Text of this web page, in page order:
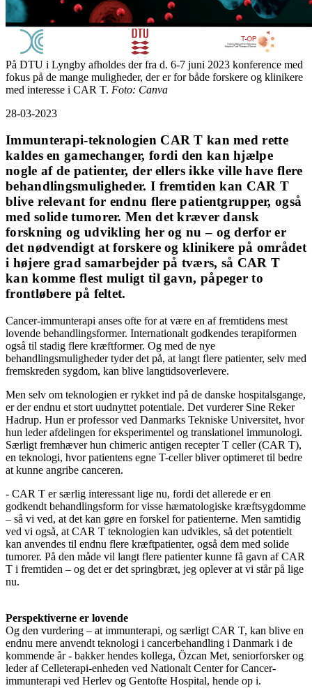
På DTU i Lyngby afholdes der fra d. 6-7 juni 2023 konference med
fokus på de mange muligheder, der er for både forskere og klinikere
med interesse i CAR T. Foto: Canva
28-03-2023
Immunterapi-teknologien CAR T kan med rette
kaldes en gamechanger, fordi den kan hjælpe
nogle af de patienter, der ellers ikke ville have flere
behandlingsmuligheder. I fremtiden kan CAR T
blive relevant for endnu flere patientgrupper, også
med solide tumorer. Men det kræver dansk
forskning og udvikling her og nu – og derfor er
det nødvendigt at forskere og klinikere på området
i højere grad samarbejder på tværs, så CAR T
kan komme flest muligt til gavn, påpeger to
frontløbere på feltet.
Cancer-immunterapi anses ofte for at være en af fremtidens mest
lovende behandlingsformer. Internationalt godkendes terapiformen
også til stadig flere kræftformer. Og med de nye
behandlingsmuligheder tyder det på, at langt flere patienter, selv med
fremskreden sygdom, kan blive langtidsoverlevere.
Men selv om teknologien er rykket ind på de danske hospitalsgange,
er der endnu et stort uudnyttet potentiale. Det vurderer Sine Reker
Hadrup. Hun er professor ved Danmarks Tekniske Universitet, hvor
hun leder afdelingen for eksperimentel og translationel immunologi.
Særligt fremhæver hun chimeric antigen recepter T celler (CAR T),
en teknologi, hvor patientens egne T-celler bliver optimeret til bedre
at kunne angribe canceren.
- CAR T er særlig interessant lige nu, fordi det allerede er en
godkendt behandlingsform for visse hæmatologiske kræftsygdomme
– så vi ved, at det kan gøre en forskel for patienterne. Men samtidig
ved vi også, at CAR T teknologien kan udvikles, så det potentielt
kan anvendes til endnu flere kræftpatienter, også dem med solide
tumorer. På den måde vil langt flere patienter kunne få gavn af CAR
T i fremtiden – og det er det springbræt, jeg oplever at vi står på lige
nu.
Perspektiverne er lovende
Og den vurdering – at immunterapi, og særligt CAR T, kan blive en
endnu mere anvendt teknologi i cancerbehandling i Danmark i de
kommende år - bakker hendes kollega, Özcan Met, seniorforsker og
leder af Celleterapi-enheden ved Nationalt Center for Cancer-
immunterapi ved Herlev og Gentofte Hospital, hende op i.